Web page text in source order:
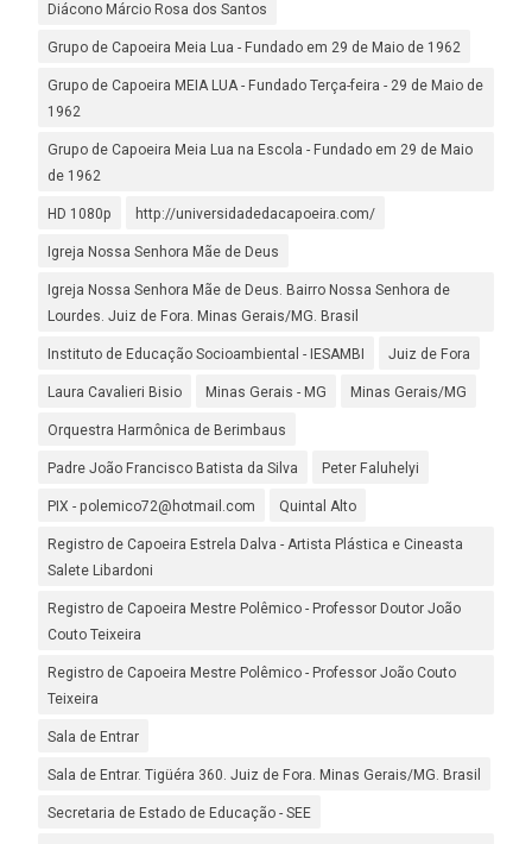
Diácono Márcio Rosa dos Santos
Grupo de Capoeira Meia Lua - Fundado em 29 de Maio de 1962
Grupo de Capoeira MEIA LUA - Fundado Terça-feira - 29 de Maio de
1962
Grupo de Capoeira Meia Lua na Escola - Fundado em 29 de Maio
de 1962
HD 1080p http://universidadedacapoeira.com/
Igreja Nossa Senhora Mãe de Deus
Igreja Nossa Senhora Mãe de Deus. Bairro Nossa Senhora de
Lourdes. Juiz de Fora. Minas Gerais/MG. Brasil
Instituto de Educação Socioambiental - IESAMBI Juiz de Fora
Laura Cavalieri Bisio Minas Gerais - MG Minas Gerais/MG
Orquestra Harmônica de Berimbaus
Padre João Francisco Batista da Silva Peter Faluhelyi
PIX - polemico72@hotmail.com Quintal Alto
Registro de Capoeira Estrela Dalva - Artista Plástica e Cineasta
Salete Libardoni
Registro de Capoeira Mestre Polêmico - Professor Doutor João
Couto Teixeira
Registro de Capoeira Mestre Polêmico - Professor João Couto
Teixeira
Sala de Entrar
Sala de Entrar. Tigüéra 360. Juiz de Fora. Minas Gerais/MG. Brasil
Secretaria de Estado de Educação - SEE